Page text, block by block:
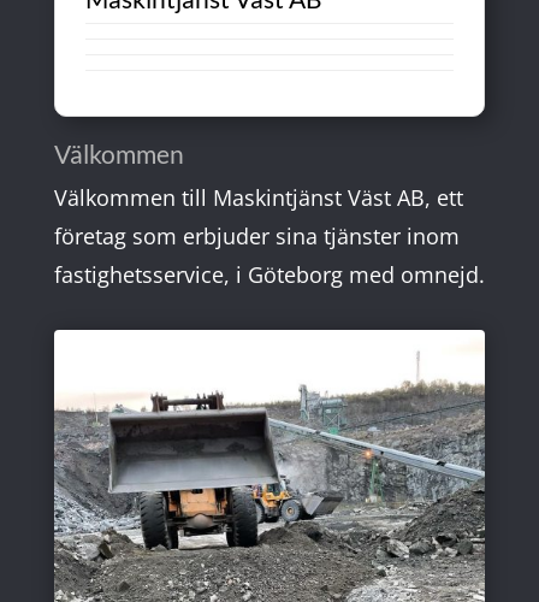
Välkommen
Välkommen till Maskintjänst Väst AB, ett
företag som erbjuder sina tjänster inom
fastighetsservice, i Göteborg med omnejd.